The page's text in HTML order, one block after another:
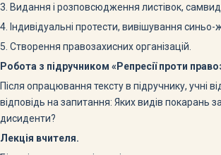
3. Видання і розповсюдження листівок,
4. Індивідуальні протести, вивішування синьо-
5. Створення правозахисних організацій.
Робота з підручником «Репресії проти
Після опрацювання тексту в підручнику, учні
відповідь на запитання: Яких видів покарань
дисиденти?
Лекція вчителя.